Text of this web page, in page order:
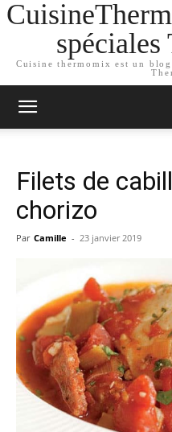
Cuisine thermomix est un
Filets de
chorizo
Par Camille - 23 janvier 2019